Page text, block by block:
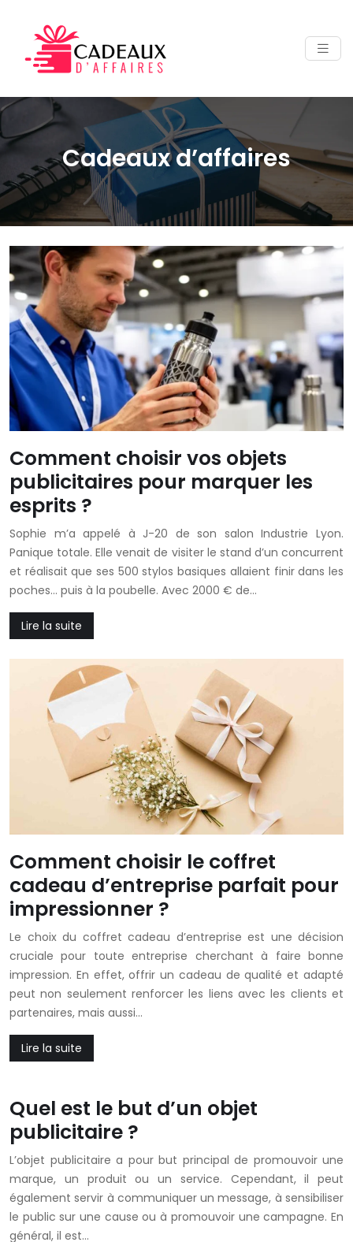
Cadeaux d’affaires
Comment choisir vos objets
publicitaires pour marquer les
esprits ?
Sophie m’a appelé à J-20 de son salon Industrie Lyon.
Panique totale. Elle venait de visiter le stand d’un concurrent
et réalisait que ses 500 stylos basiques allaient finir dans les
poches… puis à la poubelle. Avec 2000 € de…
Lire la suite
Comment choisir le coffret
cadeau d’entreprise parfait pour
impressionner ?
Le choix du coffret cadeau d’entreprise est une décision
cruciale pour toute entreprise cherchant à faire bonne
impression. En effet, offrir un cadeau de qualité et adapté
peut non seulement renforcer les liens avec les clients et
partenaires, mais aussi…
Lire la suite
Quel est le but d’un objet
publicitaire ?
L’objet publicitaire a pour but principal de promouvoir une
marque, un produit ou un service. Cependant, il peut
également servir à communiquer un message, à sensibiliser
le public sur une cause ou à promouvoir une campagne. En
général, il est…